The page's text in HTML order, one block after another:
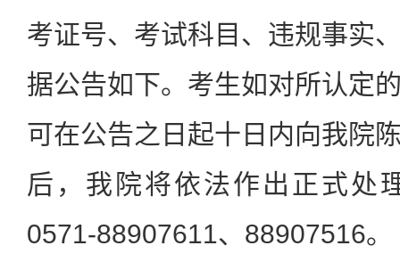
考证号、考试科目、违规事实
据公告如下。考生如对所认定
可在公告之日起十日内向我院
后，我院将依法作出正式处
0571-88907611、88907516。